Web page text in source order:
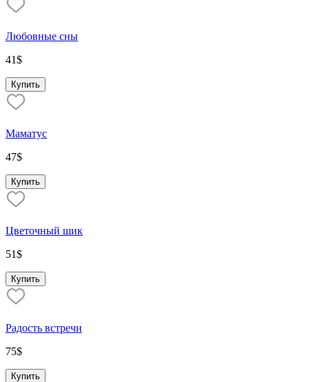
Любовные сны
41$
Купить
Маматус
47$
Купить
Цветочный шик
51$
Купить
Радость встречи
75$
Купить